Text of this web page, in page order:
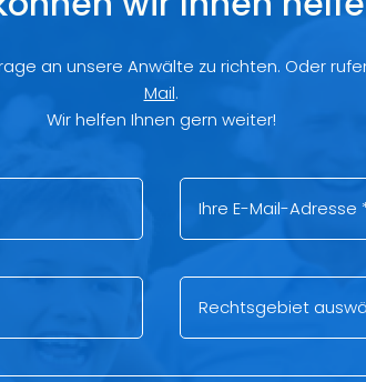
an unsere Anwälte zu richten. Oder
Mail.
Wir helfen Ihnen gern weiter!